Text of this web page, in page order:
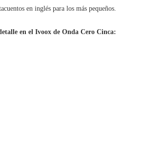
en inglés para los más pequeños.
en el Ivoox de Onda Cero Cinca: